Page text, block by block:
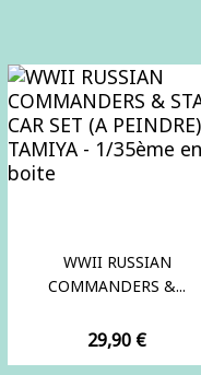
WWII RUSSIAN
COMMANDERS &...
Prix
29,90 €